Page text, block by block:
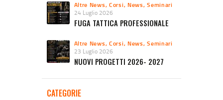
Altre News,Corsi, News,Seminari
24 Luglio 2026
FUGA TATTICA PROFESSIONALE
Altre News,Corsi, News,Seminari
23 Luglio 2026
NUOVI PROGETTI 2026- 2027
CATEGORIE